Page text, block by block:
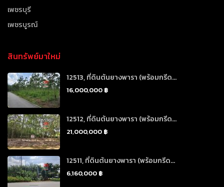
เพชรบุรี
เพชรบูรณ์
สินทรัพย์มาใหม่
12513, ที่ดินต้นยางพารา (พร้อมกรีด...
16,000,000 ฿
12512, ที่ดินต้นยางพารา (พร้อมกรีด...
21,000,000 ฿
12511, ที่ดินต้นยางพารา (พร้อมกรีด...
6,160,000 ฿